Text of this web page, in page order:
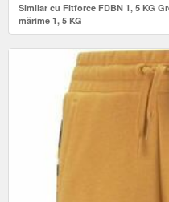
Similar cu Fitforce FDBN 1, 5 KG
mărime 1, 5 KG